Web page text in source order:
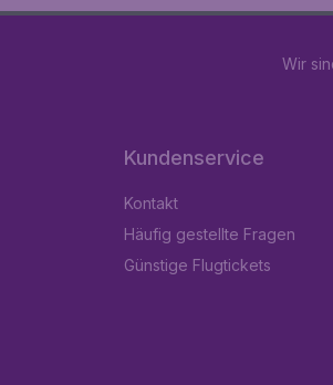
Wir
Kundenservice
Kontakt
Häufig gestellte Fragen
Günstige Flugtickets